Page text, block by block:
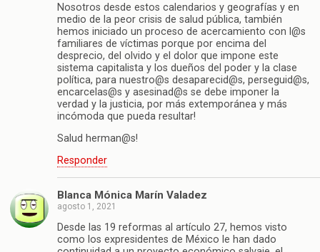
Nosotros desde estos calendarios y geografías y en
medio de la peor crisis de salud pública, también
hemos iniciado un proceso de acercamiento con l@s
familiares de víctimas porque por encima del
desprecio, del olvido y el dolor que impone este
sistema capitalista y los dueños del poder y la clase
política, para nuestro@s desaparecid@s, perseguid@s,
encarcelas@s y asesinad@s se debe imponer la
verdad y la justicia, por más extemporánea y más
incómoda que pueda resultar!
Salud herman@s!
Responder
Blanca Mónica Marín Valadez
agosto 1, 2021
Desde las 19 reformas al artículo 27, hemos visto
como los expresidentes de México le han dado